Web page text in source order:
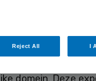
organiseert en
domein. Deze
Reject All I